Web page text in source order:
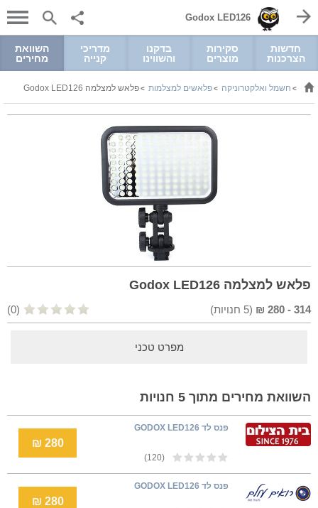
Godox LED126
חדשות
הצרכנות
סקירות
מוצרים
בדקנו
והשווינו
מדריכי
קנייה
השוואת
מחירים
> חשמל ואלקטרוניקה >פלאשים למצלמות >פלאש למצלמה Godox LED126
פלאש למצלמה Godox LED126
314
-
280
₪
(
5 חנויות) (0)
מפרט טכני
השוואת מחירים מתוך 5 חנויות
פנס לד GODOX LED126
(120)
280 ₪
פנס לד GODOX LED126
280 ₪